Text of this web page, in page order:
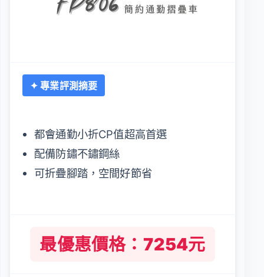
✦ 專業評測摘要
都會通勤小折CP值超高首選
配備防鏽不鏽鋼絲
可折疊腳踏，空間好節省
最優惠價格：7254元